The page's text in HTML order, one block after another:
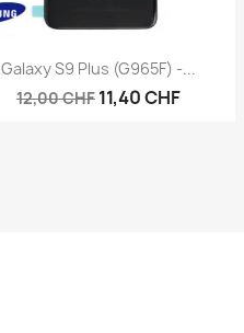
Aperçu rapide
Galaxy S9 Plus (G965F) -...
12,00 CHF 11,40 CHF